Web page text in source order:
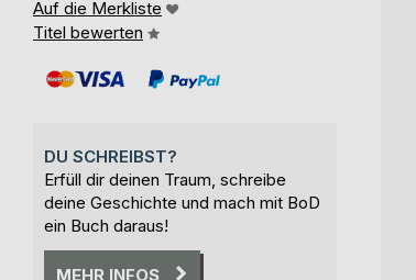
Auf die Merkliste
Titel bewerten
DU SCHREIBST?
Erfüll dir deinen Traum, schreibe
deine Geschichte und mach mit BoD
ein Buch daraus!
MEHR INFOS